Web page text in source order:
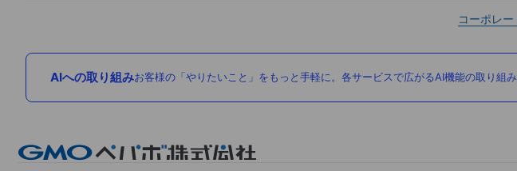
コーポレー
AIへの取り組みお客様の「やりたいこと」をもっと手軽に。各サービスで広がるAI機能の取り組